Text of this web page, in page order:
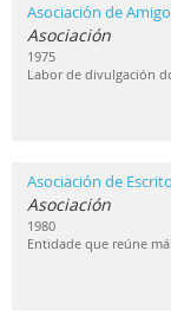
Asociación de
Asociación
1975
Labor de divulgación
Asociación de
Asociación
1980
Entidade que reúne